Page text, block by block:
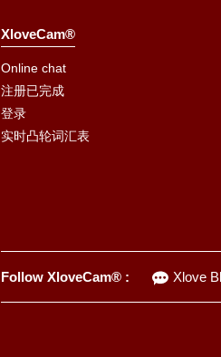
XloveCam®
Online chat
注册已完成
登录
实时凸轮词汇表
Follow XloveCam® : Xlove